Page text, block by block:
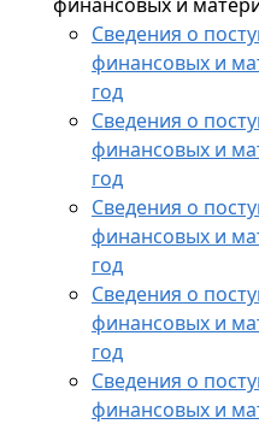
Сведения о
финансовых и
год
Сведения о
финансовых и
год
Сведения о
финансовых и
год
Сведения о
финансовых и
год
Сведения о
финансовых и